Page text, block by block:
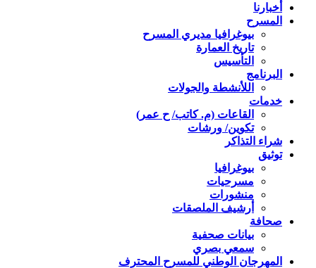
أخبارنا
المسرح
بيوغرافيا مديري المسرح
تاريخ العمارة
التأسيس
البرنامج
اللأنشطة والجولات
خدمات
القاعات (م. كاتب/ ح عمر)
تكوين/ ورشات
شراء التذاكر
توثيق
بيوغرافيا
مسرحيات
منشورات
أرشيف الملصقات
صحافة
بيانات صحفية
سمعي بصري
المهرجان الوطني للمسرح المحترف